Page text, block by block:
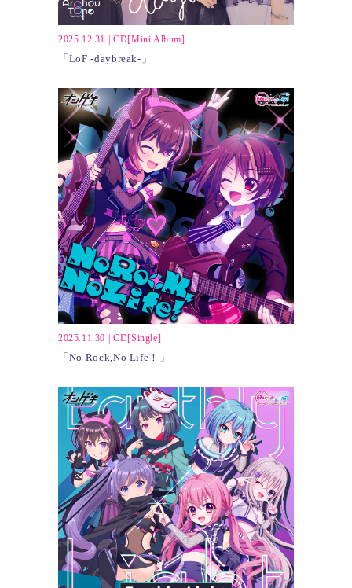
2025.12.31 CD[Mini Album]
「LoF -daybreak-」
2025.11.30 CD[Single]
「No Rock,No Life！」